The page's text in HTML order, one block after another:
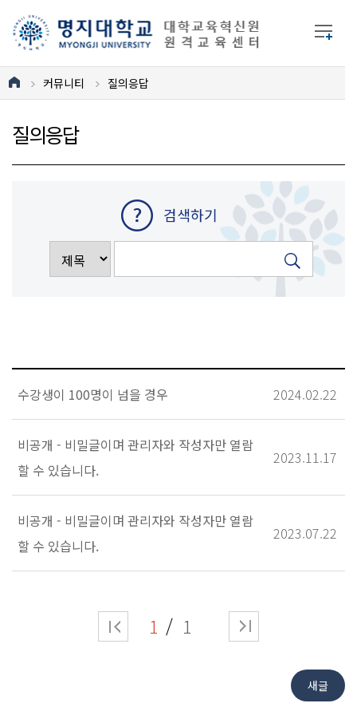
커뮤니티 질의응답
질의응답
검색하기
수강생이 100명이 넘을 경우 2024.02.22
비공개 - 비밀글이며 관리자와 작성자만 열람
할 수 있습니다.
2023.11.17
비공개 - 비밀글이며 관리자와 작성자만 열람
할 수 있습니다.
2023.07.22
1 1